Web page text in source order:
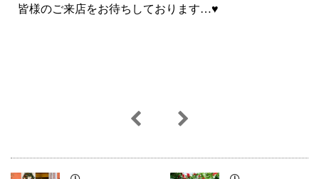
皆様のご来店をお待ちしております…♥